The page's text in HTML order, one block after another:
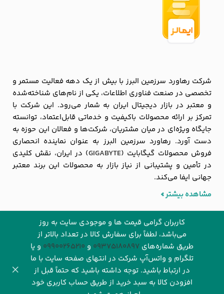
کاربران گرامی قیمت ها و موجودی سایت به روز
می‌باشد، لطفاً برای سفارش کالا در تعداد بالاتر از
طریق شماره‌های‌ 09375180897 و 09900265210 و یا
تلگرام و واتس‌آپ شرکت در انتهای صفحه سایت با ما
در ارتباط باشید. توجه داشته باشید که حتماً قبل از
افزودن کالا به سبد خرید از طریق حساب کاربری خود
شرکت رهاورد سرزمین البرز با بیش از یک دهه فعالیت مستمر و
تخصصی در صنعت فناوری اطلاعات، یکی از نام‌های شناخته‌شده
و معتبر در بازار دیجیتال ایران به شمار می‌رود. این شرکت با
تمرکز بر ارائه محصولات باکیفیت و خدماتی قابل‌اعتماد، توانسته
جایگاه ویژه‌ای در میان مشتریان، شرکت‌ها و فعالان این حوزه به
دست آورد. رهاورد سرزمین البرز به عنوان نماینده انحصاری
فروش محصولات گیگابایت (GIGABYTE) در ایران، نقش کلیدی
در تأمین و پشتیبانی از نیاز بازار به محصولات این برند معتبر
جهانی ایفا می‌کند.
مشاهده بیشتر
© ۱۴۰۵ تمام حقوق این وب سایت برای شرکت رهاورد‌ سرزمین البرز
(فروشگاه اینترنتیرهاوردتک) محفوظ می باشد.